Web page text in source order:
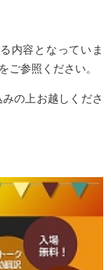
内容となっていま
ご参照ください。
の上お越しくださ